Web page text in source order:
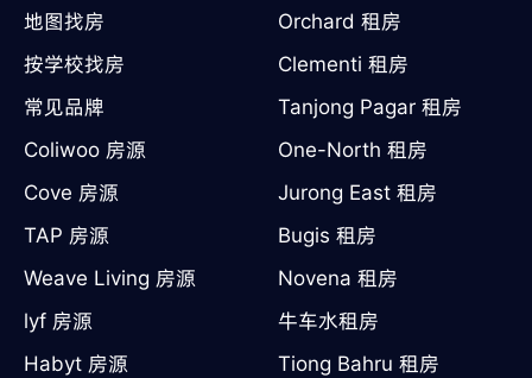
地图找房
按学校找房
常见品牌
Coliwoo 房源
Cove 房源
TAP 房源
Weave Living 房源
lyf 房源
Habyt 房源
Orchard 租房
Clementi 租房
Tanjong Pagar 租房
One-North 租房
Jurong East 租房
Bugis 租房
Novena 租房
牛车水租房
Tiong Bahru 租房